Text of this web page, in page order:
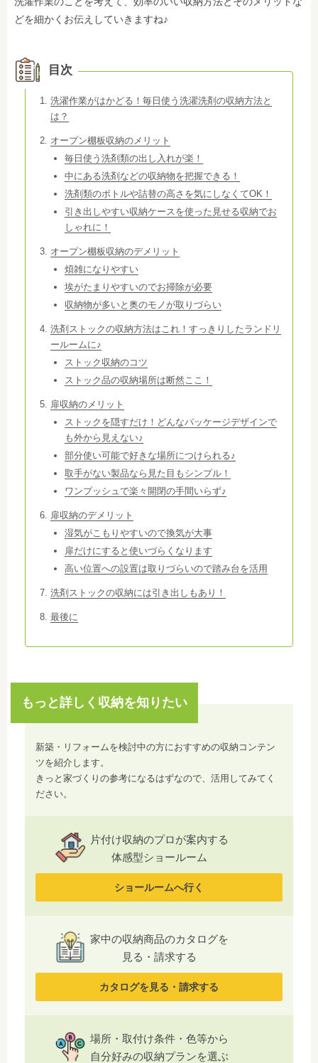
どを細かくお伝えしていきますね♪
目次
洗濯作業がはかどる！毎日使う洗濯洗剤の収納方法と
は？
オープン棚板収納のメリット
毎日使う洗剤類の出し入れが楽！
中にある洗剤などの収納物を把握できる！
洗剤類のボトルや詰替の高さを気にしなくてOK！
引き出しやすい収納ケースを使った見せる収納でお
しゃれに！
オープン棚板収納のデメリット
煩雑になりやすい
埃がたまりやすいのでお掃除が必要
収納物が多いと奥のモノが取りづらい
洗剤ストックの収納方法はこれ！すっきりしたランドリ
ールームに♪
ストック収納のコツ
ストック品の収納場所は断然ここ！
扉収納のメリット
ストックを隠すだけ！どんなパッケージデザインで
も外から見えない♪
部分使い可能で好きな場所につけられる♪
取手がない製品なら見た目もシンプル！
ワンプッシュで楽々開閉の手間いらず♪
扉収納のデメリット
湿気がこもりやすいので換気が大事
扉だけにすると使いづらくなります
高い位置への設置は取りづらいので踏み台を活用
洗剤ストックの収納には引き出しもあり！
最後に
もっと詳しく収納を知りたい
新築・リフォームを検討中の方におすすめの収納コンテン
ツを紹介します。
きっと家づくりの参考になるはずなので、活用してみてく
ださい。
片付け収納のプロが案内する
体感型ショールーム
ショールームへ行く
家中の収納商品のカタログを
見る・請求する
カタログを見る・請求する
場所・取付け条件・色等から
自分好みの収納プランを選ぶ